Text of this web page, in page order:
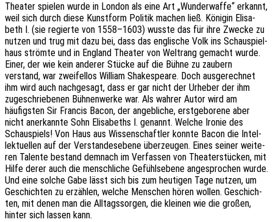
Thea­ter spie­len wurde in London als eine Art „Wunder­waf­fe“ erkannt,
weil sich durch diese Kunst­form Poli­tik machen ließ. Köni­gin Elisa­
beth I. (sie regier­te von 1558–1603) wusste das für ihre Zwecke zu
nutzen und trug mit dazu bei, dass das engli­sche Volk ins Schau­spiel­
haus ström­te und in England Thea­ter von Welt­rang gemacht wurde.
Einer, der wie kein ande­rer Stücke auf die Bühne zu zaubern
verstand, war zwei­fel­los William Shake­speare. Doch ausge­rech­net
ihm wird auch nach­ge­sagt, dass er gar nicht der Urhe­ber der ihm
zuge­schrie­be­nen Bühnen­wer­ke war. Als wahrer Autor wird am
häufigs­ten Sir Fran­cis Bacon, der angeb­li­che, erst­ge­bo­re­ne aber
nicht aner­kann­te Sohn Elisa­beths I. genannt. Welche Ironie des
Schau­spiels! Von Haus aus Wissen­schaft­ler konnte Bacon die Intel­
lek­tu­el­len auf der Verstan­des­ebe­ne über­zeu­gen. Eines seiner weite­
ren Talen­te bestand demnach im Verfas­sen von Thea­ter­stü­cken, mit
Hilfe derer auch die mensch­li­che Gefühls­ebe­ne ange­spro­chen wurde.
Und eine solche Gabe lässt sich bis zum heuti­gen Tage nutzen, um
Geschich­ten zu erzäh­len, welche Menschen hören wollen. Geschich­
ten, mit denen man die Alltags­sor­gen, die klei­nen wie die großen,
hinter sich lassen kann.